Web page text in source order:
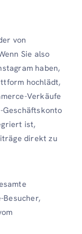
von
Sie also
haben,
hochlädt,
Verkäufe
Geschäftskonto
ist,
direkt zu